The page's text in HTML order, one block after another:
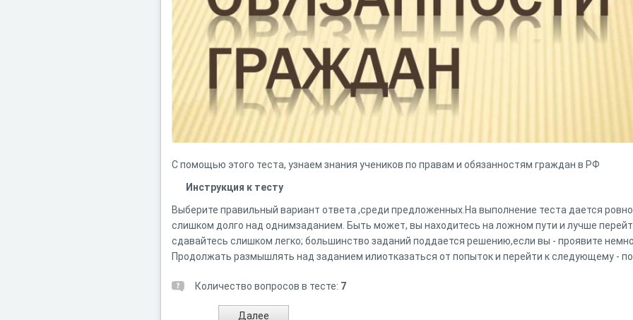
С помощью этого теста, узнаем знания учеников по правам и обязанностям граждан в РФ
Инструкция к тесту
Выберите правильный вариант ответа ,среди предложенных.На выполнение теста дается
слишком долго над однимзаданием. Быть может, вы находитесь на ложном пути и лучше
сдавайтесь слишком легко; большинство заданий поддается решению,если вы - проявите
Продолжать размышлять над заданием илиотказаться от попыток и перейти к следующему -
Количество вопросов в тесте: 7